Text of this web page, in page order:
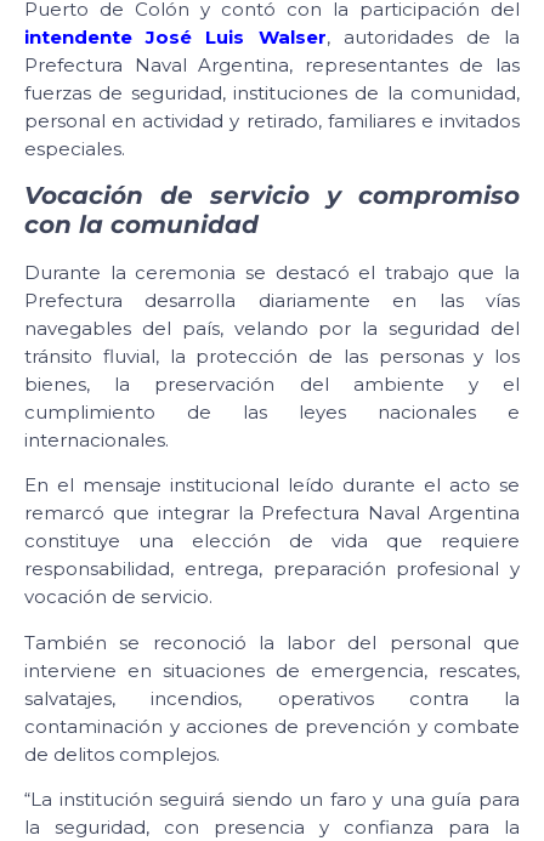
Puerto de Colón y contó con la participación del
intendente José Luis Walser, autoridades de la
Prefectura Naval Argentina, representantes de las
fuerzas de seguridad, instituciones de la comunidad,
personal en actividad y retirado, familiares e invitados
especiales.
Vocación de servicio y compromiso
con la comunidad
Durante la ceremonia se destacó el trabajo que la
Prefectura desarrolla diariamente en las vías
navegables del país, velando por la seguridad del
tránsito fluvial, la protección de las personas y los
bienes, la preservación del ambiente y el
cumplimiento de las leyes nacionales e
internacionales.
En el mensaje institucional leído durante el acto se
remarcó que integrar la Prefectura Naval Argentina
constituye una elección de vida que requiere
responsabilidad, entrega, preparación profesional y
vocación de servicio.
También se reconoció la labor del personal que
interviene en situaciones de emergencia, rescates,
salvatajes, incendios, operativos contra la
contaminación y acciones de prevención y combate
de delitos complejos.
“La institución seguirá siendo un faro y una guía para
la seguridad, con presencia y confianza para la